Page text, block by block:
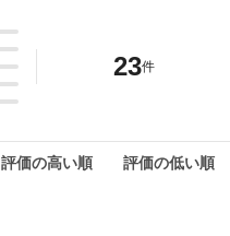
23件
評価の高い順 評価の低い順